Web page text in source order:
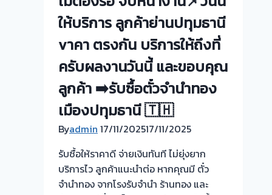
นนทบุรี
ปริมณฑล
ให้บริการ ลูกค้าย่านปทุมธานี
vาคา ตรงกัน บริการให้ถึงที่
ครับผลงานวันนี้ และขอบคุณ
ลูกค้า ➡️รับซื้อตั๋วจำนำทอง
เมืองปทุมธานี 🇹🇭
Byadmin 17/11/202517/11/2025
รับซื้อให้ราคาดี จ่ายเงินทันที ไม่ยุ่งยาก
บริการไว ลูกค้าแนะนำต่อ หากคุณมี ตั๋ว
จำนำทอง จากโรงรับจำนำ ร้านทอง และ